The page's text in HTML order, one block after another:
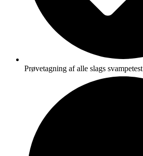
Prøvetagning af alle slags svampetest